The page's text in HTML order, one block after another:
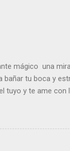
mágico una
bañar tu boca y
tuyo y te ame con
se funde con el
mente mirando